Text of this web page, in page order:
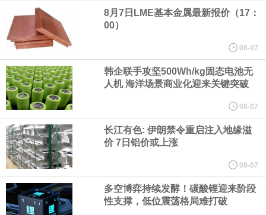
用人形机器人、四足机器人等产品。
美国总统特朗普6日否认他对国防部长赫格塞思不满，称对赫格塞思
所做的工作“非常满意”。特朗普在社交媒体上发帖称，一些媒体有关
他与赫格塞思就弹药短缺问题发生冲突的报道是“完全没有根据的谣
言”，他对赫格塞思所做的工作“非常满意”。
纽约期银突破64美元/盎司，日内涨3.91%。
据报道，威刚近日在法说会上表示，在需求增加、价格走高及货源
8月7日LME基本金属最新报价（17：
00）
08-07
韩企联手攻坚500Wh/kg固态电池无
人机 海洋场景商业化迎来关键突破
08-07
长江有色: 伊朗禁令重启注入地缘溢
价 7日铝价或上涨
08-07
多空博弈持续发酵！碳酸锂迎来阶段
性支撑，低位震荡格局难打破